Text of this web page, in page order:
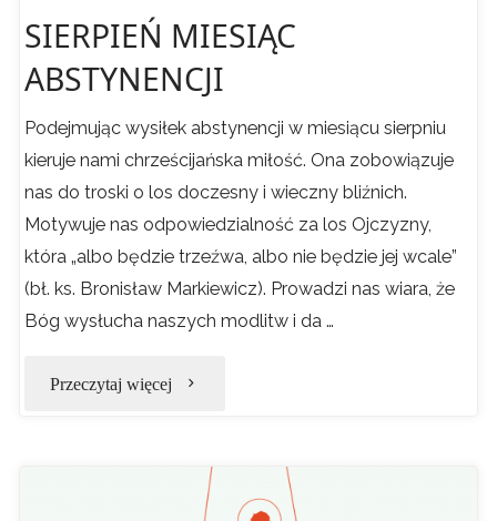
SIERPIEŃ MIESIĄC
ABSTYNENCJI
Podejmując wysiłek abstynencji w miesiącu sierpniu
kieruje nami chrześcijańska miłość. Ona zobowiązuje
nas do troski o los doczesny i wieczny bliźnich.
Motywuje nas odpowiedzialność za los Ojczyzny,
która „albo będzie trzeźwa, albo nie będzie jej wcale”
(bł. ks. Bronisław Markiewicz). Prowadzi nas wiara, że
Bóg wysłucha naszych modlitw i da …
Przeczytaj więcej "SIERPIEŃ
ABSTYNENCJI"